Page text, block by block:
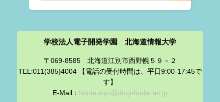
学校法人電子開発学園 北海道情報大学
〒069-8585 北海道江別市西野幌５９－２
TEL:011(385)4004 【電話の受付時間は、平日9:00-17:45で
す】
E-Mail： hiu-tsukyo@do-johodai.ac.jp